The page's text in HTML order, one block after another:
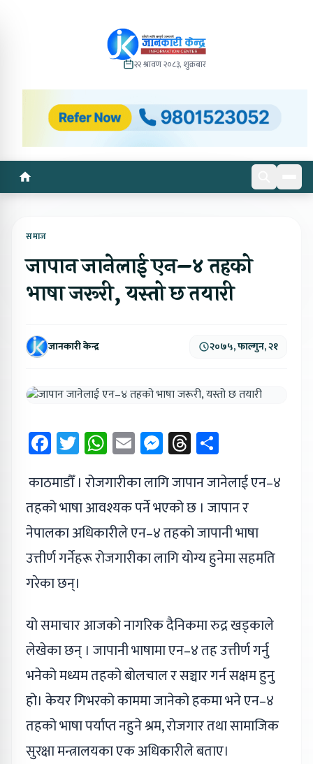
२२ श्रावण २०८३, शुक्रबार
समाज
जापान जानेलाई एन–४ तहको
भाषा जरूरी, यस्तो छ तयारी
जानकारी केन्द्र २०७५, फाल्गुन, २१
Facebook
Twitter
WhatsApp
EmailMessenger
Threads
काठमाडौँ । रोजगारीका लागि जापान जानेलाई एन–४
तहको भाषा आवश्यक पर्ने भएको छ । जापान र
नेपालका अधिकारीले एन–४ तहको जापानी भाषा
उत्तीर्ण गर्नेहरू रोजगारीका लागि योग्य हुनेमा सहमति
गरेका छन्।
यो समाचार आजको नागरिक दैनिकमा रुद्र खड्काले
लेखेका छन् । जापानी भाषामा एन–४ तह उत्तीर्ण गर्नु
भनेको मध्यम तहको बोलचाल र सञ्चार गर्न सक्षम हुनु
हो। केयर गिभरको काममा जानेको हकमा भने एन–४
तहको भाषा पर्याप्त नहुने श्रम, रोजगार तथा सामाजिक
सुरक्षा मन्त्रालयका एक अधिकारीले बताए।